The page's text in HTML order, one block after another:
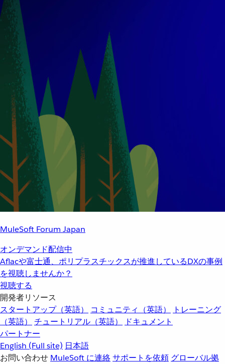
MuleSoft Forum Japan
オンデマンド配信中
Aflacや富士通、ポリプラスチックスが推進しているDXの事例
を視聴しませんか？
視聴する
開発者リソース
スタートアップ（英語）
コミュニティ（英語）
トレーニング
（英語）
チュートリアル（英語）
ドキュメント
パートナー
English (Full site) 日本語
お問い合わせ MuleSoft に連絡サポートを依頼 グローバル拠